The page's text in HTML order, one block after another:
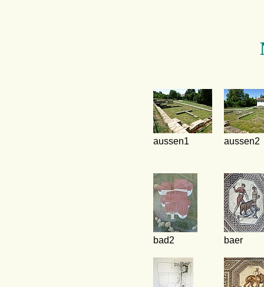
aussen1 aussen2
bad2 baer